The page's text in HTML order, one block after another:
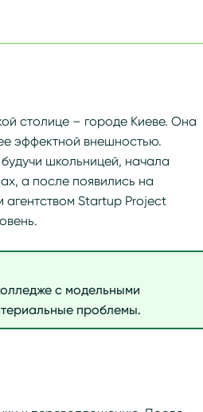
столице – городе Киеве. Она
эффектной внешностью.
школьницей, начала
а после появились на
агентством Startup Project
с модельными
проблемы.